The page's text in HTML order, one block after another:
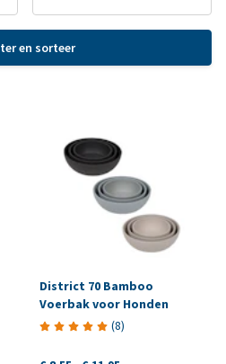
en sorteer
District 70 Bamboo
Voerbak voor Honden
(8)